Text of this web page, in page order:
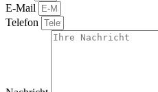
E-Mail
Telefon